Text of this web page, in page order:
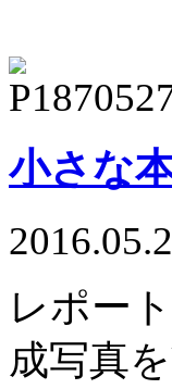
小さな
レポー
成写真